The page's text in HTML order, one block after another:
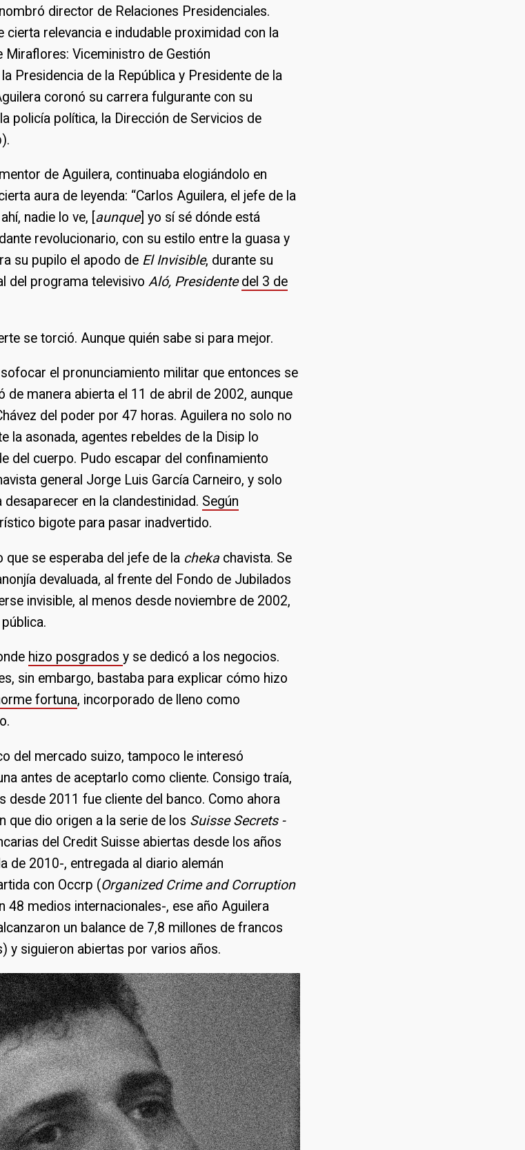
director de Relaciones Presidenciales.
relevancia e indudable proximidad con la
Miraflores: Viceministro de Gestión
Presidencia de la República y Presidente de la
coronó su carrera fulgurante con su
policía política, la Dirección de Servicios de
de Aguilera, continuaba elogiándolo en
aura de leyenda: “Carlos Aguilera, el jefe de la
nadie lo ve, [ aunque] yo sí sé dónde está
revolucionario, con su estilo entre la guasa y
su pupilo el apodo de El Invisible, durante su
del programa televisivoAló, Presidentedel 3 de
se torció. Aunque quién sabe si para mejor.
el pronunciamiento militar que entonces se
de manera abierta el 11 de abril de 2002, aunque
del poder por 47 horas. Aguilera no solo no
la asonada, agentes rebeldes de la Disip lo
del cuerpo. Pudo escapar del confinamiento
general Jorge Luis García Carneiro, y solo
en la clandestinidad. Según
bigote para pasar inadvertido.
se esperaba del jefe de la cheka chavista. Se
devaluada, al frente del Fondo de Jubilados
invisible, al menos desde noviembre de 2002,
hizo posgradosy se dedicó a los negocios.
sin embargo, bastaba para explicar cómo hizo
fortuna, incorporado de lleno como
del mercado suizo, tampoco le interesó
antes de aceptarlo como cliente. Consigo traía,
desde 2011 fue cliente del banco. Como ahora
que dio origen a la serie de los Suisse Secrets -
del Credit Suisse abiertas desde los años
de 2010-, entregada al diario alemán
con Occrp (Organized Crime and Corruption
48 medios internacionales-, ese año Aguilera
un balance de 7,8 millones de francos
y siguieron abiertas por varios años.